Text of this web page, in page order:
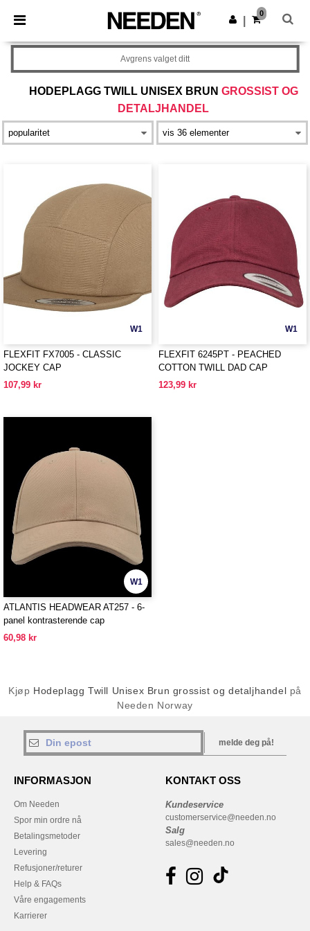
× Needen-app
Bedre priser i appen!
Last ned app
0
HODEPLAGG TWILL UNISEX BRUN GROSSIST OG
DETALJHANDEL
Avgrens valget ditt
W1
FLEXFIT FX7005 - CLASSIC
JOCKEY CAP
107,99 kr
W1
FLEXFIT 6245PT - PEACHED
COTTON TWILL DAD CAP
123,99 kr
W1
ATLANTIS HEADWEAR AT257 - 6-
panel kontrasterende cap
60,98 kr
Kjøp Hodeplagg Twill Unisex Brun grossist og detaljhandel på
Needen Norway
melde deg på!
INFORMASJON
Om Needen
Spor min ordre nå
Betalingsmetoder
Levering
Refusjoner/returer
Help & FAQs
Våre engagements
Karrierer
KONTAKT OSS
Kundeservice
customerservice@needen.no
Salg
sales@needen.no